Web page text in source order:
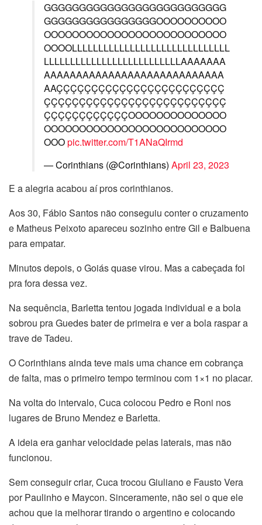
GGGGGGGGGGGGGGGGGGGGGGGGGG
GGGGGGGGGGGGGGGGOOOOOOOOOO
OOOOOOOOOOOOOOOOOOOOOOOOOO
OOOOLLLLLLLLLLLLLLLLLLLLLLLLLLLLLL
LLLLLLLLLLLLLLLLLLLLLLLLLLAAAAAAA
AAAAAAAAAAAAAAAAAAAAAAAAAAAA
AAÇÇÇÇÇÇÇÇÇÇÇÇÇÇÇÇÇÇÇÇÇÇÇÇ
ÇÇÇÇÇÇÇÇÇÇÇÇÇÇÇÇÇÇÇÇÇÇÇÇÇÇ
ÇÇÇÇÇÇÇÇÇÇÇÇOOOOOOOOOOOOOO
OOOOOOOOOOOOOOOOOOOOOOOOOO
OOOpic.twitter.com/T1ANaQIrmd
— Corinthians (@Corinthians) April 23, 2023
E a alegria acabou aí pros corinthianos.
Aos 30, Fábio Santos não conseguiu conter o cruzamento
e Matheus Peixoto apareceu sozinho entre Gil e Balbuena
para empatar.
Minutos depois, o Goiás quase virou. Mas a cabeçada foi
pra fora dessa vez.
Na sequência, Barletta tentou jogada individual e a bola
sobrou pra Guedes bater de primeira e ver a bola raspar a
trave de Tadeu.
O Corinthians ainda teve mais uma chance em cobrança
de falta, mas o primeiro tempo terminou com 1×1 no placar.
Na volta do intervalo, Cuca colocou Pedro e Roni nos
lugares de Bruno Mendez e Barletta.
A ideia era ganhar velocidade pelas laterais, mas não
funcionou.
Sem conseguir criar, Cuca trocou Giuliano e Fausto Vera
por Paulinho e Maycon. Sinceramente, não sei o que ele
achou que ia melhorar tirando o argentino e colocando